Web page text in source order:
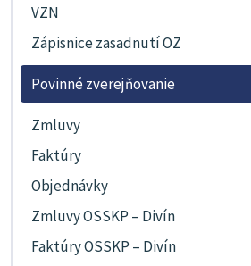
VZN
Zápisnice zasadnutí OZ
Povinné zverejňovanie
Zmluvy
Faktúry
Objednávky
Zmluvy OSSKP – Divín
Faktúry OSSKP – Divín